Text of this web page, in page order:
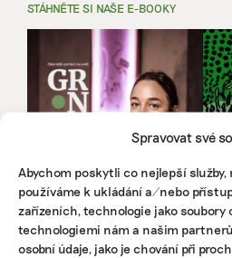
Spravovat své
Abychom poskytli co nejlepší
používáme k ukládání a/nebo
zařízeních, technologie jako
technologiemi nám a našim
osobní údaje, jako je chování při
STÁHNĚTE SI NAŠE E-BOOKY